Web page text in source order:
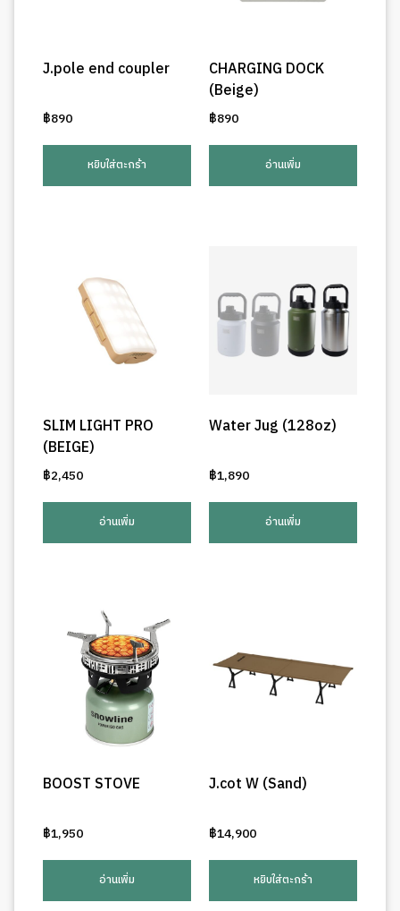
J.pole end coupler
฿890
หยิบใส่ตะกร้า
CHARGING DOCK
(Beige)
฿890
อ่านเพิ่ม
SLIM LIGHT PRO
(BEIGE)
฿2,450
อ่านเพิ่ม
Water Jug (128oz)
฿1,890
อ่านเพิ่ม
BOOST STOVE
฿1,950
อ่านเพิ่ม
J.cot W (Sand)
฿14,900
หยิบใส่ตะกร้า